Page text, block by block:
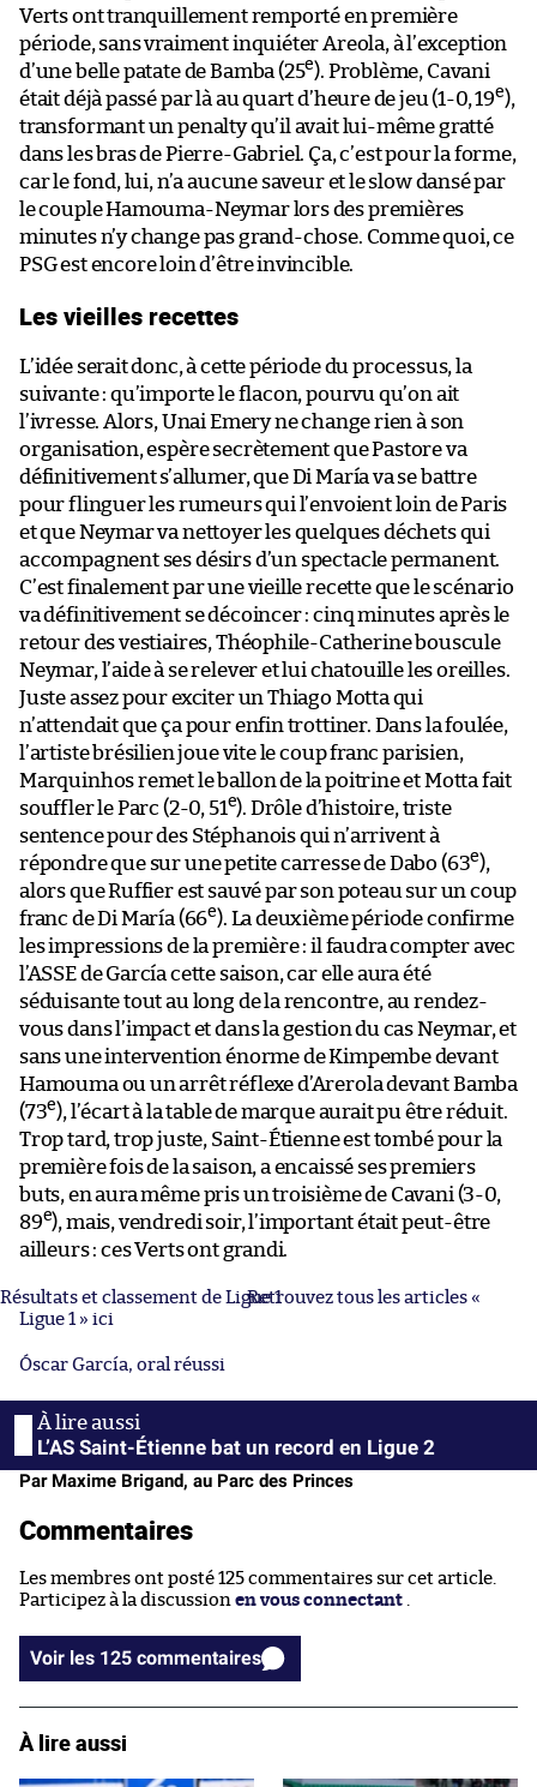
Verts ont tranquillement remporté en première
période, sans vraiment inquiéter Areola, à l’exception
d’une belle patate de Bamba (25e). Problème, Cavani
était déjà passé par là au quart d’heure de jeu (1-0, 19e),
transformant un penalty qu’il avait lui-même gratté
dans les bras de Pierre-Gabriel. Ça, c’est pour la forme,
car le fond, lui, n’a aucune saveur et le slow dansé par
le couple Hamouma-Neymar lors des premières
minutes n’y change pas grand-chose. Comme quoi, ce
PSG est encore loin d’être invincible.
Les vieilles recettes
L’idée serait donc, à cette période du processus, la
suivante : qu’importe le flacon, pourvu qu’on ait
l’ivresse. Alors, Unai Emery ne change rien à son
organisation, espère secrètement que Pastore va
définitivement s’allumer, que Di María va se battre
pour flinguer les rumeurs qui l’envoient loin de Paris
et que Neymar va nettoyer les quelques déchets qui
accompagnent ses désirs d’un spectacle permanent.
C’est finalement par une vieille recette que le scénario
va définitivement se décoincer : cinq minutes après le
retour des vestiaires, Théophile-Catherine bouscule
Neymar, l’aide à se relever et lui chatouille les oreilles.
Juste assez pour exciter un Thiago Motta qui
n’attendait que ça pour enfin trottiner. Dans la foulée,
l’artiste brésilien joue vite le coup franc parisien,
Marquinhos remet le ballon de la poitrine et Motta fait
souffler le Parc (2-0, 51e). Drôle d’histoire, triste
sentence pour des Stéphanois qui n’arrivent à
répondre que sur une petite carresse de Dabo (63e),
alors que Ruffier est sauvé par son poteau sur un coup
franc de Di María (66e). La deuxième période confirme
les impressions de la première : il faudra compter avec
l’ASSE de García cette saison, car elle aura été
séduisante tout au long de la rencontre, au rendez-
vous dans l’impact et dans la gestion du cas Neymar, et
sans une intervention énorme de Kimpembe devant
Hamouma ou un arrêt réflexe d’Arerola devant Bamba
(73e), l’écart à la table de marque aurait pu être réduit.
Trop tard, trop juste, Saint-Étienne est tombé pour la
première fois de la saison, a encaissé ses premiers
buts, en aura même pris un troisième de Cavani (3-0,
89e), mais, vendredi soir, l’important était peut-être
ailleurs : ces Verts ont grandi.
Résultats et classement de Ligue 1Retrouvez tous les articles «
Ligue 1 » ici
Óscar García, oral réussi
L’AS Saint-Étienne bat un record en Ligue 2
Par Maxime Brigand, au Parc des Princes
Commentaires
Les membres ont posté 125 commentaires sur cet article.
Participez à la discussion en vous connectant
Voir les 125 commentaires
À lire aussi